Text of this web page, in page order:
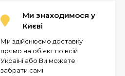
Ми знаходимося у
Києві
Ми здійснюємо доставку
прямо на об'єкт по всій
Україні або Ви можете
забрати самі